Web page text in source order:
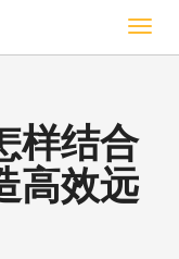
切
换
样结合
高效远